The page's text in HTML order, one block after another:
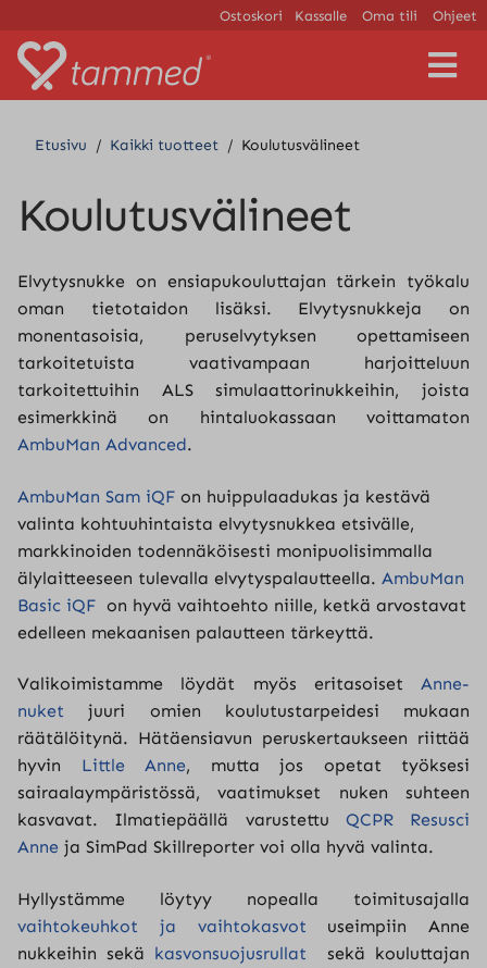
Ostoskori Kassalle Oma tili Ohjeet
V
a
l
Etusivu / Kaikki tuotteet / Koulutusvälineet
Koulutusvälineet
Elvytysnukke on ensiapukouluttajan tärkein työkalu
oman tietotaidon lisäksi. Elvytysnukkeja on
monentasoisia, peruselvytyksen opettamiseen
tarkoitetuista vaativampaan harjoitteluun
tarkoitettuihin ALS simulaattorinukkeihin, joista
esimerkkinä on hintaluokassaan voittamaton
AmbuMan Advanced.
AmbuMan Sam iQF on huippulaadukas ja kestävä
valinta kohtuuhintaista elvytysnukkea etsivälle,
markkinoiden todennäköisesti monipuolisimmalla
älylaitteeseen tulevalla elvytyspalautteella. AmbuMan
Basic iQF on hyvä vaihtoehto niille, ketkä arvostavat
edelleen mekaanisen palautteen tärkeyttä.
Valikoimistamme löydät myös eritasoiset Anne-
nuket juuri omien koulutustarpeidesi mukaan
räätälöitynä. Hätäensiavun peruskertaukseen riittää
hyvin Little Anne, mutta jos opetat työksesi
sairaalaympäristössä, vaatimukset nuken suhteen
kasvavat. Ilmatiepäällä varustettu QCPR Resusci
Anne ja SimPad Skillreporter voi olla hyvä valinta.
Hyllystämme löytyy nopealla toimitusajalla
vaihtokeuhkot ja vaihtokasvot useimpiin Anne
nukkeihin sekä kasvonsuojusrullat sekä kouluttajan